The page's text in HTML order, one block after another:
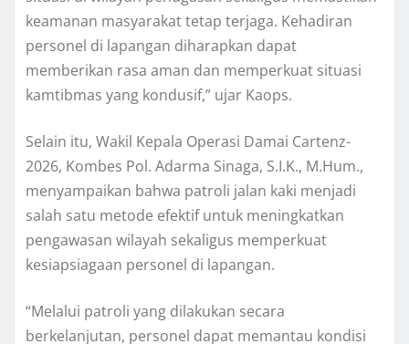
keamanan masyarakat tetap terjaga. Kehadiran
personel di lapangan diharapkan dapat
memberikan rasa aman dan memperkuat situasi
kamtibmas yang kondusif,” ujar Kaops.
Selain itu, Wakil Kepala Operasi Damai Cartenz-
2026, Kombes Pol. Adarma Sinaga, S.I.K., M.Hum.,
menyampaikan bahwa patroli jalan kaki menjadi
salah satu metode efektif untuk meningkatkan
pengawasan wilayah sekaligus memperkuat
kesiapsiagaan personel di lapangan.
“Melalui patroli yang dilakukan secara
berkelanjutan, personel dapat memantau kondisi